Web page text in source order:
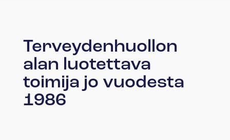
Terveydenhuollon
alan luotettava
toimija jo vuodesta
1986